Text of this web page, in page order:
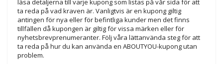
läsa detaljerna till varje kupong som listas på vår sida för att
ta reda på vad kraven är. Vanligtvis är en kupong giltig
antingen för nya eller för befintliga kunder men det finns
tillfällen då kupongen är giltig för vissa märken eller för
nyhetsbrevprenumeranter. Följ våra lättanvända steg för att
ta reda på hur du kan använda en ABOUTYOU-kupong utan
problem.